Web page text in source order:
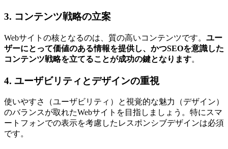
3. コンテンツ戦略の立案
Webサイトの核となるのは、質の高いコンテンツです。 ユー
ザーにとって価値のある情報を提供し、かつSEOを意識した
コンテンツ戦略を立てることが成功の鍵となります。
4. ユーザビリティとデザインの重視
使いやすさ（ユーザビリティ）と視覚的な魅力（デザイン）
のバランスが取れたWebサイトを目指しましょう。特にスマ
ートフォンでの表示を考慮したレスポンシブデザインは必須
です。